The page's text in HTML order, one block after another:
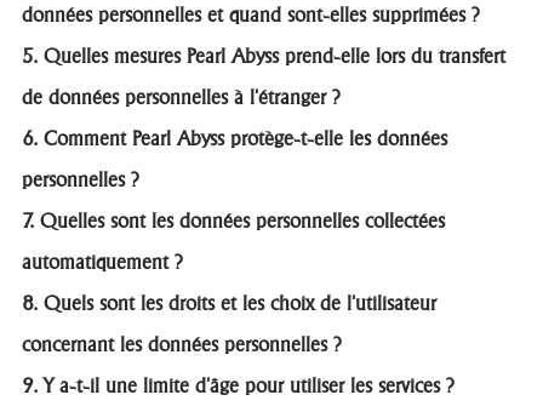
données personnelles et quand sont-elles supprimées ?
5. Quelles mesures Pearl Abyss prend-elle lors du transfert
de données personnelles à l'étranger ?
6. Comment Pearl Abyss protège-t-elle les données
personnelles ?
7. Quelles sont les données personnelles collectées
automatiquement ?
8. Quels sont les droits et les choix de l'utilisateur
concernant les données personnelles ?
9. Y a-t-il une limite d'âge pour utiliser les services ?